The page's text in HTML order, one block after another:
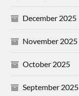
December 2025
November 2025
October 2025
September 2025